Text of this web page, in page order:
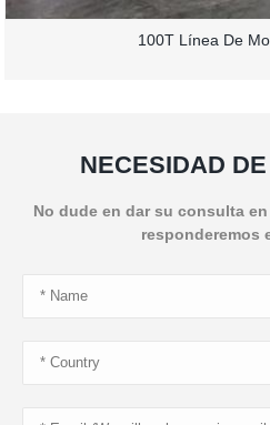
100T Línea De
NECESIDAD
No dude en dar su consulta
responderemos